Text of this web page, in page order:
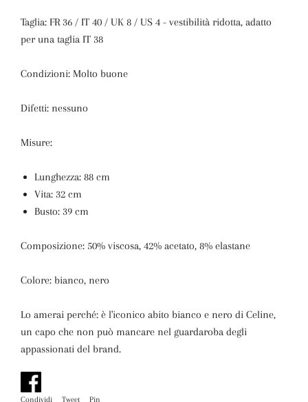
Taglia: FR 36 / IT 40 / UK 8 / US 4 - vestibilità ridotta, adatto
per una taglia IT 38
Condizioni: Molto buone
Difetti: nessuno
Misure:
Lunghezza: 88 cm
Vita: 32 cm
Busto: 39 cm
Composizione: 50% viscosa, 42% acetato, 8% elastane
Colore: bianco, nero
Lo amerai perché: è l'iconico abito bianco e nero di Celine,
un capo che non può mancare nel guardaroba degli
appassionati del brand.
Condividi
Condividi
Tweet
Twitta
Pin